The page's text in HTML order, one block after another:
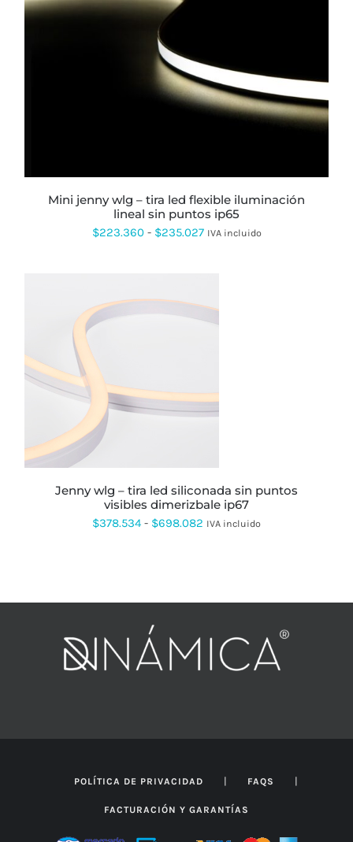
TIENE
MÚLTIPLES
VARIANTES.
LAS
OPCIONES
PÁGINA
DE
PRODUCTO
mini jenny wlg – tira led flexible iluminación
lineal sin puntos ip65
$223.360 - $235.027Rango
$223.360
IVA incluido
PRODUCTO
TIENE
MÚLTIPLES
PUEDEN
ELEGIR
EN
LA
jenny wlg – tira led siliconada sin puntos
visibles dimerizbale ip67
$378.534 - $698.082 Rango
$698.082
IVA incluido
POLÍTICA DE PRIVACIDAD | FAQS |
FACTURACIÓN Y GARANTÍAS